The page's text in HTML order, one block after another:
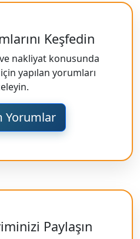
Keşfedin
nakliyat konusunda
yapılan yorumları
Yorumlar
Paylaşın